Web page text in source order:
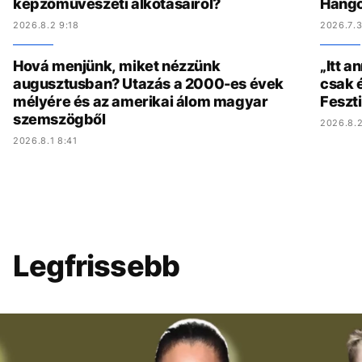
képzőművészeti alkotásairól?
2026.8.2 9:18
Hová menjünk, miket nézzünk
augusztusban? Utazás a 2000-es évek
mélyére és az amerikai álom magyar
szemszögből
2026.8.1 8:41
„Itt
csak
Legfrissebb